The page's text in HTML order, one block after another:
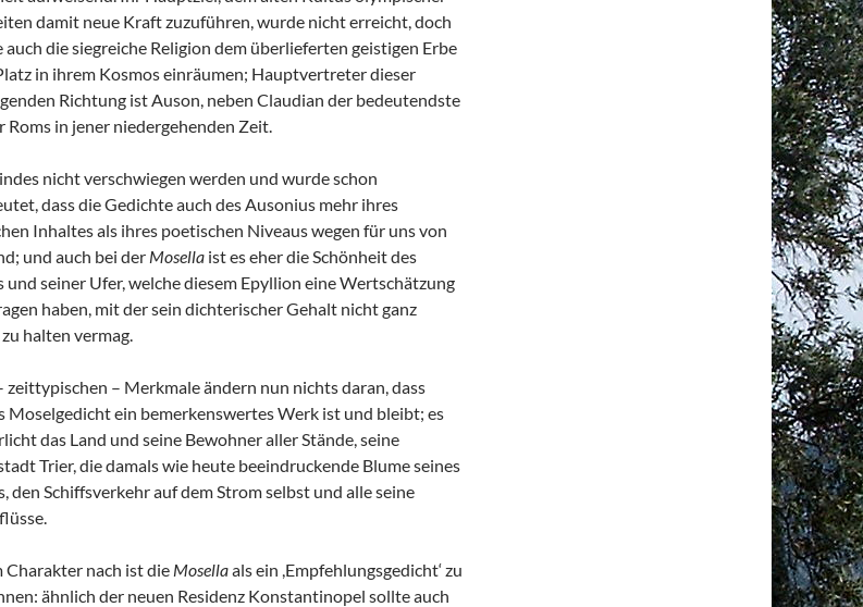
damit neue Kraft zuzuführen, wurde nicht erreicht, doch
auch die siegreiche Religion dem überlieferten geistigen Erbe
in ihrem Kosmos einräumen; Hauptvertreter dieser
Richtung ist Auson, neben Claudian der bedeutendste
Roms in jener niedergehenden Zeit.
nicht verschwiegen werden und wurde schon
dass die Gedichte auch des Ausonius mehr ihres
Inhaltes als ihres poetischen Niveaus wegen für uns von
und auch bei der Mosella ist es eher die Schönheit des
und seiner Ufer, welche diesem Epyllion eine Wertschätzung
haben, mit der sein dichterischer Gehalt nicht ganz
halten vermag.
zeittypischen – Merkmale ändern nun nichts daran, dass
Moselgedicht ein bemerkenswertes Werk ist und bleibt; es
das Land und seine Bewohner aller Stände, seine
Trier, die damals wie heute beeindruckende Blume seines
den Schiffsverkehr auf dem Strom selbst und alle seine
Charakter nach ist die Mosellaals ein ,Empfehlungsgedicht‘ zu
ähnlich der neuen Residenz Konstantinopel sollte auch